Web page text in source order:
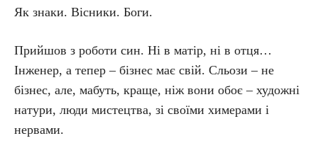
Як знаки. Вісники. Боги.
Прийшов з роботи син. Ні в матір, ні в отця…
Інженер, а тепер – бізнес має свій. Сльози – не
бізнес, але, мабуть, краще, ніж вони обоє – художні
натури, люди мистецтва, зі своїми химерами і
нервами.